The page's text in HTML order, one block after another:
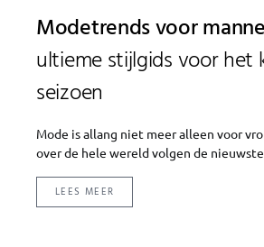
Modetrends voor
ultieme stijlgids voor het
seizoen
Mode is allang niet meer alleen voor
over de hele wereld volgen de
LEES MEER